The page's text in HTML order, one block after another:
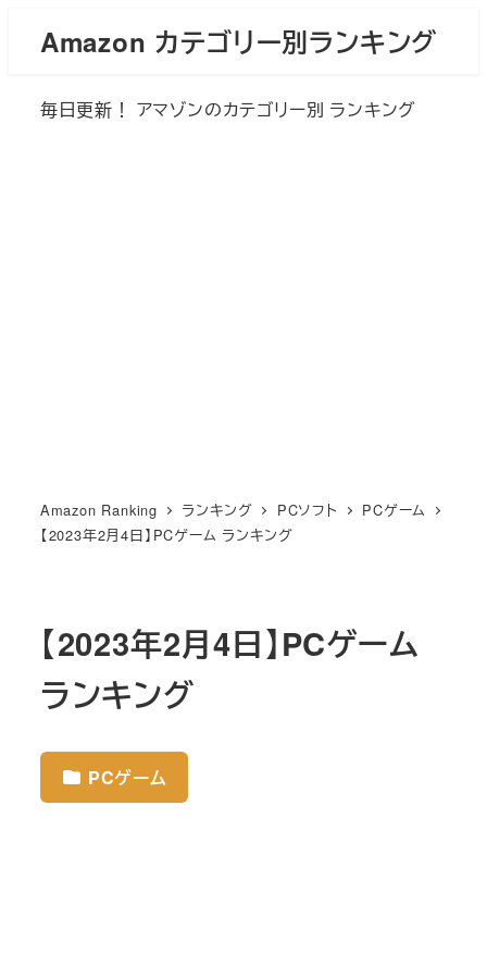
Amazon カテゴリー別ランキング
毎日更新！ アマゾンのカテゴリー別 ランキング
Amazon Ranking ランキング PCソフト
PCゲーム
【2023年2月4日】PCゲーム ランキング
【2023年2月4日】PCゲーム
ランキング
PCゲーム